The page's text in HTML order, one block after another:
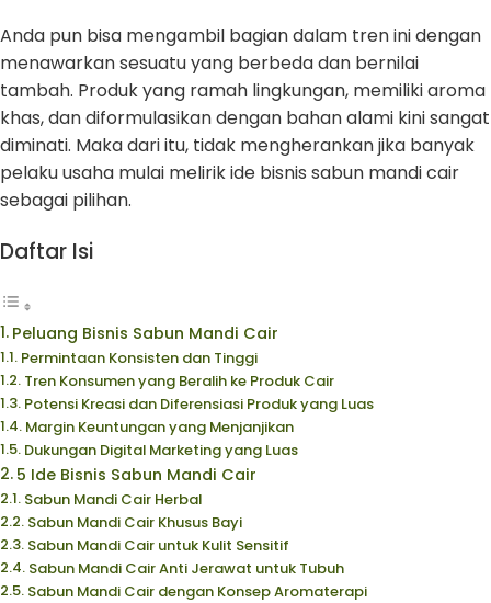
Anda pun bisa mengambil bagian dalam tren ini dengan
menawarkan sesuatu yang berbeda dan bernilai
tambah. Produk yang ramah lingkungan, memiliki aroma
khas, dan diformulasikan dengan bahan alami kini sangat
diminati. Maka dari itu, tidak mengherankan jika banyak
pelaku usaha mulai melirik ide bisnis sabun mandi cair
sebagai pilihan.
Daftar Isi
Peluang Bisnis Sabun Mandi Cair
Permintaan Konsisten dan Tinggi
Tren Konsumen yang Beralih ke Produk Cair
Potensi Kreasi dan Diferensiasi Produk yang Luas
Margin Keuntungan yang Menjanjikan
Dukungan Digital Marketing yang Luas
5 Ide Bisnis Sabun Mandi Cair
Sabun Mandi Cair Herbal
Sabun Mandi Cair Khusus Bayi
Sabun Mandi Cair untuk Kulit Sensitif
Sabun Mandi Cair Anti Jerawat untuk Tubuh
Sabun Mandi Cair dengan Konsep Aromaterapi